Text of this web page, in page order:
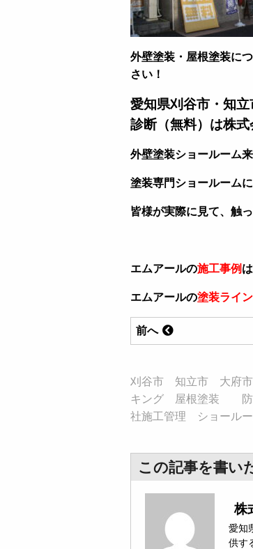
外壁塗装・屋根塗装に
さい！
愛知県刈谷市・知
診断（無料）は株
外壁塗装ショールーム
塗装専門ショールーム
皆様が実際に見て、触
エムアールの施工事例
エムアールの塗装ライ
前へ
刈谷市 知立市 大府
キング 屋根塗装 防
社施工管理 ショールー
この記事を書い
株
愛知
供す